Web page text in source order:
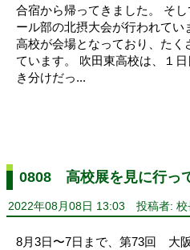
合宿から帰ってきました。 そ
ール部の北摂大会が行われてい
高校が会場となっており、た
ています。 吹田東高校は、１
き分けだっ...
0808 高校展を見に行っ
2022年08月08日 13:03 投稿者: 校
8月3日〜7日まで、第73回 大